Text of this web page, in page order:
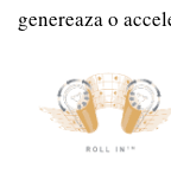
genereaza o